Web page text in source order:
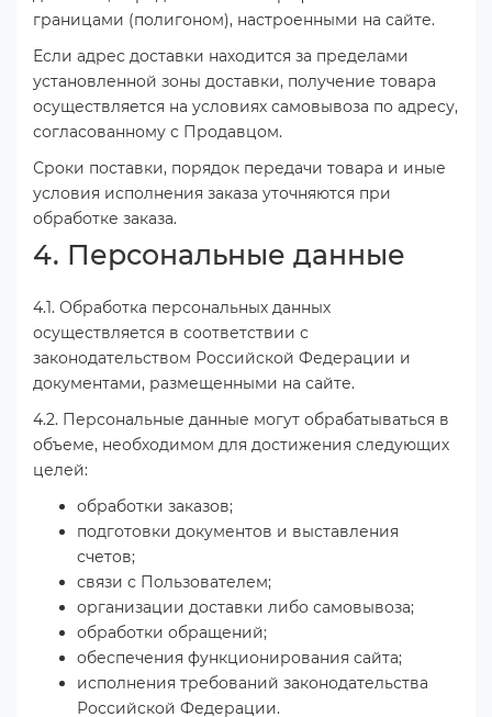
границами (полигоном), настроенными на сайте.
Если адрес доставки находится за пределами
установленной зоны доставки, получение товара
осуществляется на условиях самовывоза по адресу,
согласованному с Продавцом.
Сроки поставки, порядок передачи товара и иные
условия исполнения заказа уточняются при
обработке заказа.
4. Персональные данные
4.1. Обработка персональных данных
осуществляется в соответствии с
законодательством Российской Федерации и
документами, размещенными на сайте.
4.2. Персональные данные могут обрабатываться в
объеме, необходимом для достижения следующих
целей:
обработки заказов;
подготовки документов и выставления
счетов;
связи с Пользователем;
организации доставки либо самовывоза;
обработки обращений;
обеспечения функционирования сайта;
исполнения требований законодательства
Российской Федерации.